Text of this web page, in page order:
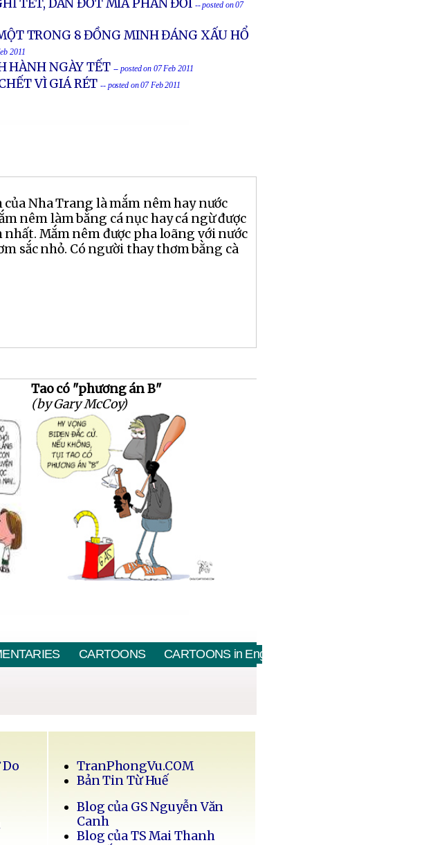
TẾT, DÂN ĐỐT MÍA PHẢN ĐỐI -- posted on 07
TRONG 8 ĐỒNG MINH ĐÁNG XẤU HỔ
2011
HÀNH NGÀY TẾT -- posted on 07 Feb 2011
VÌ GIÁ RÉT-- posted on 07 Feb 2011
của Nha Trang là mắm nêm hay nước
nêm làm bằng cá nục hay cá ngừ được
Mắm nêm được pha loãng với nước
sắc nhỏ. Có người thay thơm bằng cà
Tao có "phương án B"
(by Gary McCoy)
CARTOONS CARTOONS in English
TranPhongVu.COM
Bản Tin Từ Huế
Blog của GS Nguyễn Văn
Canh
Blog của TS Mai Thanh